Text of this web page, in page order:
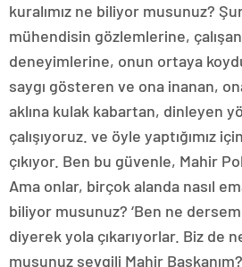
kuralımız ne biliyor musunuz?
mühendisin gözlemlerine,
deneyimlerine, onun ortaya
saygı gösteren ve ona inanan,
aklına kulak kabartan, dinleyen
çalışıyoruz. ve öyle yaptığımız
çıkıyor. Ben bu güvenle, Mahir
Ama onlar, birçok alanda nasıl
biliyor musunuz? ‘Ben ne dersem
diyerek yola çıkarıyorlar. Biz de
musunuz sevgili Mahir Başkanım?